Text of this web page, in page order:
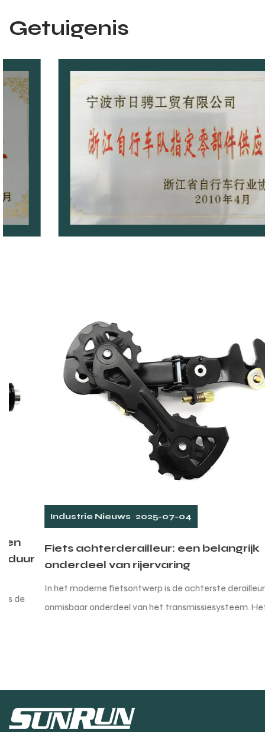
Getuigenis
Industrie Nieuws 2025-07-04
Fiets achterderailleur: een belangrijk
onderdeel van rijervaring
In het moderne fietsontwerp is de achterste derailleur een
onmisbaar onderdeel van het transmissiesysteem. Het